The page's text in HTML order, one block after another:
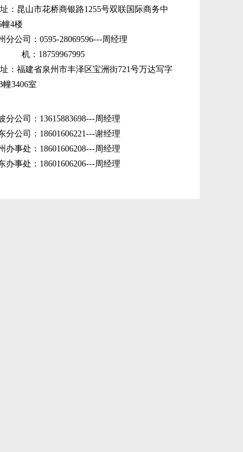
：昆山市花桥商银路1255号双联国际商务中
幢4楼
分公司：0595-28069596---周经理
机：18759967995
：福建省泉州市丰泽区宝洲街721号万达写字
幢3406室
分公司：13615883698---周经理
分公司：18601606221---谢经理
办事处：18601606208---周经理
办事处：18601606206---周经理